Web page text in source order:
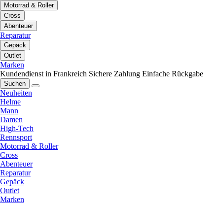
Motorrad & Roller
Cross
Abenteuer
Reparatur
Gepäck
Outlet
Marken
Kundendienst in Frankreich Sichere Zahlung Einfache Rückgabe
Suchen
Neuheiten
Helme
Mann
Damen
High-Tech
Rennsport
Motorrad & Roller
Cross
Abenteuer
Reparatur
Gepäck
Outlet
Marken